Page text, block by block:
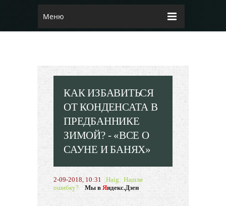
Меню
КАК ИЗБАВИТЬСЯ
ОТ КОНДЕНСАТА В
ПРЕДБАННИКЕ
ЗИМОЙ? - «ВСЕ О
САУНЕ И БАНЯХ»
2-09-2018, 10:31 Haig
Нашли
ошибку?
Мы в Яндекс.Дзен